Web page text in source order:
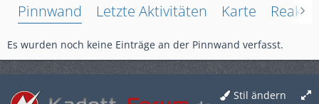
Pinnwand Letzte Aktivitäten Karte
Es wurden noch keine Einträge an der Pinnwand verfasst.
Stil ändern